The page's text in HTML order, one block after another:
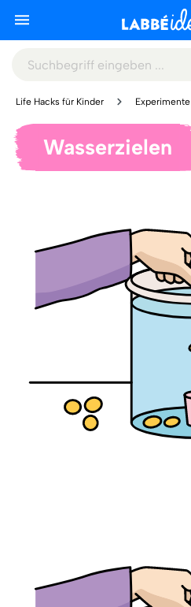
Life Hacks für Kinder Experimente
Wasserzielen